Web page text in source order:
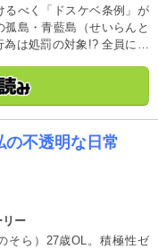
るべく「ドスケベ条例」が
孤島・青藍島（せいらんと
は処罰の対象!? 全員にド
交尾勢力NLNSが、ドスケ
指し立ち上がる――!!
の不透明な日常
リー
そら）27歳OL。積極性ゼ